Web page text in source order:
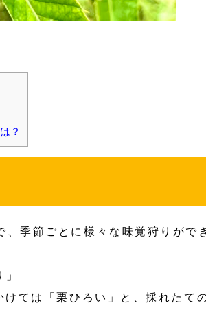
？
季節ごとに様々な味覚狩りがで
ては「栗ひろい」と、採れた